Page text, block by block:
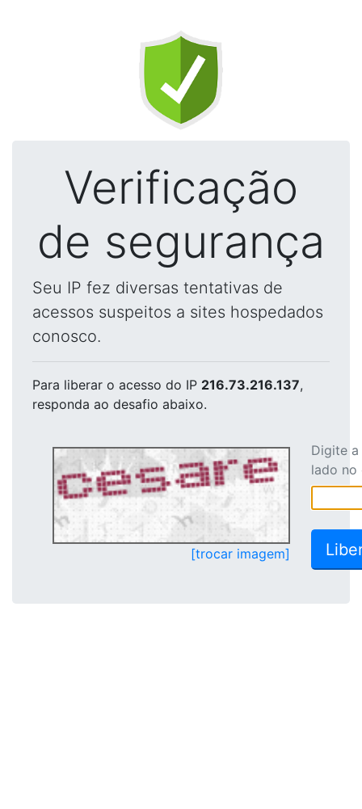
Verificação
de segurança
Seu IP fez diversas tentativas de
acessos suspeitos a sites hospedados
conosco.
Para liberar o acesso do IP 216.73.216.137,
responda ao desafio abaixo.
[trocar imagem]
Digite
lado no